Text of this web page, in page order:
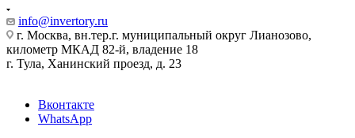
info@invertory.ru
г. Москва, вн.тер.г. муниципальный округ Лианозово,
километр МКАД 82-й, владение 18
г. Тула, Ханинский проезд, д. 23
Вконтакте
WhatsApp